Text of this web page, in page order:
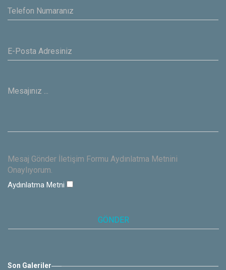
Mesaj Gönder İletişim Formu Aydınlatma Metnini
Onaylıyorum.
Aydınlatma Metni
Son Galeriler